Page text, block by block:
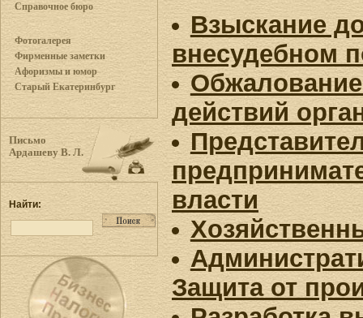
Справочное бюро
Фотогалерея
Фирменные заметки
Афоризмы и юмор
Старый Екатеринбург
Письмо
Ардашеву В. Л.
Найти:
Взыскание
внесудебном
действий
власти
Защита от